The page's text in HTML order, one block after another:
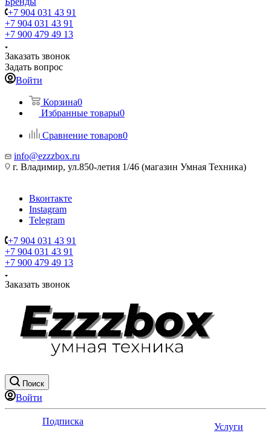
+7 904 031 43 91
+7 904 031 43 91
+7 900 479 49 13
Заказать звонок
Задать вопрос
Войти
Корзина0
Избранные товары0
Сравнение товаров0
info@ezzzbox.ru
г. Владимир, ул.850-летия 1/46 (магазин Умная Техника)
Вконтакте
Instagram
Telegram
+7 904 031 43 91
+7 904 031 43 91
+7 900 479 49 13
Заказать звонок
Поиск
Войти
Подписка
Услуги